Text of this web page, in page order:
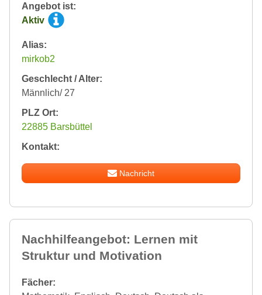
Angebot ist:
Aktiv
Alias:
mirkob2
Geschlecht / Alter:
Männlich/ 27
PLZ Ort:
22885 Barsbüttel
Kontakt:
Nachricht
Nachhilfeangebot: Lernen mit
Struktur und Motivation
Fächer: